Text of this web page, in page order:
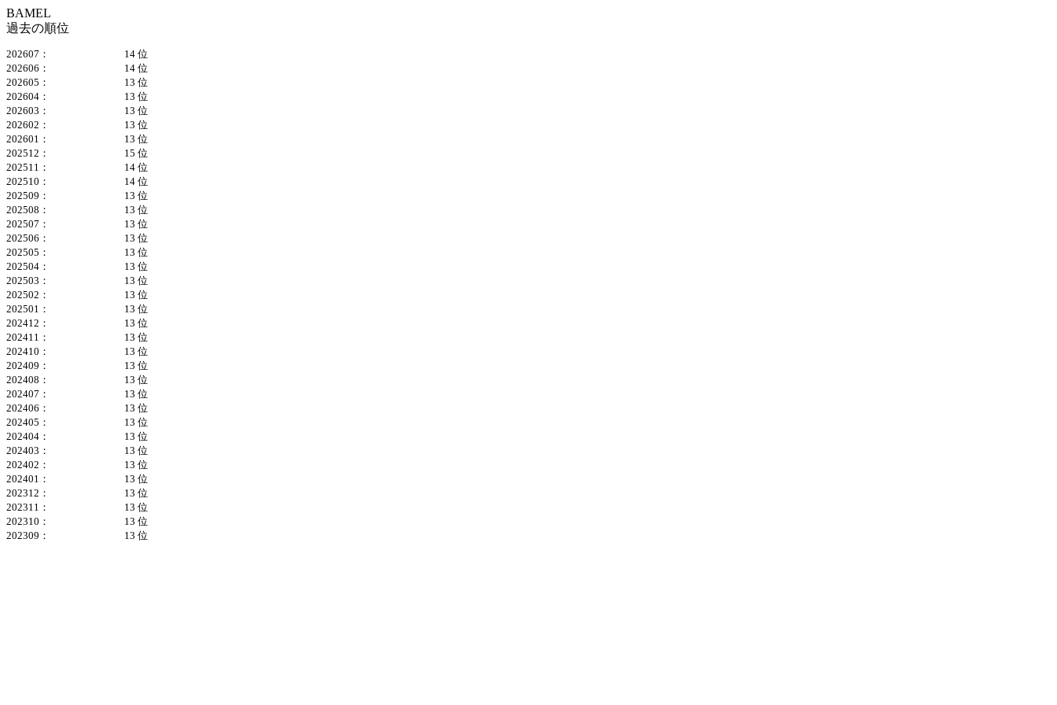
BAMEL
過去の順位
202607：
14 位
202606：
14 位
202605：
13 位
202604：
13 位
202603：
13 位
202602：
13 位
202601：
13 位
202512：
15 位
202511：
14 位
202510：
14 位
202509：
13 位
202508：
13 位
202507：
13 位
202506：
13 位
202505：
13 位
202504：
13 位
202503：
13 位
202502：
13 位
202501：
13 位
202412：
13 位
202411：
13 位
202410：
13 位
202409：
13 位
202408：
13 位
202407：
13 位
202406：
13 位
202405：
13 位
202404：
13 位
202403：
13 位
202402：
13 位
202401：
13 位
202312：
13 位
202311：
13 位
202310：
13 位
202309：
13 位